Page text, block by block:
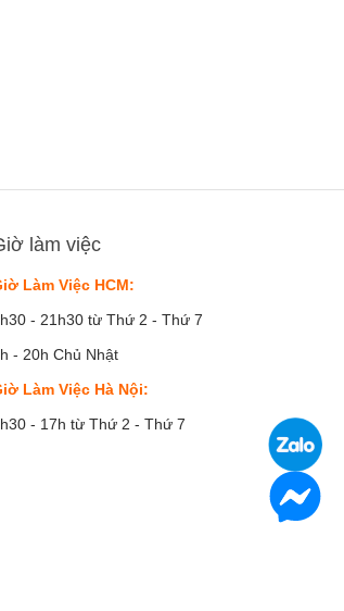
làm việc
Làm Việc HCM:
- 21h30 từ Thứ 2 - Thứ 7
- 20h Chủ Nhật
Làm Việc Hà Nội:
- 17h từ Thứ 2 - Thứ 7